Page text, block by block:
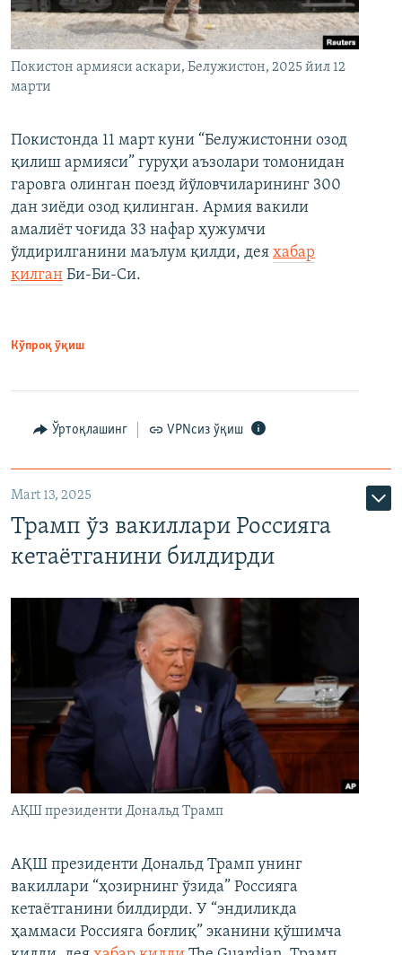
Покистон армияси аскари, Белужистон, 2025 йил 12
марти
Покистонда 11 март куни “Белужистонни озод
қилиш армияси” гуруҳи аъзолари томонидан
гаровга олинган поезд йўловчиларининг 300
дан зиёди озод қилинган. Армия вакили
амалиёт чоғида 33 нафар ҳужумчи
ўлдирилганини маълум қилди, дея хабар
қилган Би-Би-Си.
Кўпроқ ўқиш
Ўртоқлашинг VPNсиз ўқиш
Mart 13, 2025
Трамп ўз вакиллари Россияга
кетаётганини билдирди
АҚШ президенти Дональд Трамп
АҚШ президенти Дональд Трамп унинг
вакиллари “ҳозирнинг ўзида” Россияга
кетаётганини билдирди. У “эндиликда
ҳаммаси Россияга боғлиқ” эканини қўшимча